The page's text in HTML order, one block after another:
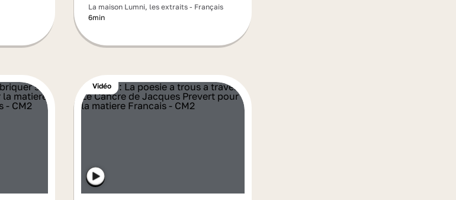
La maison Lumni, les extraits - Français
6min
Vidéo